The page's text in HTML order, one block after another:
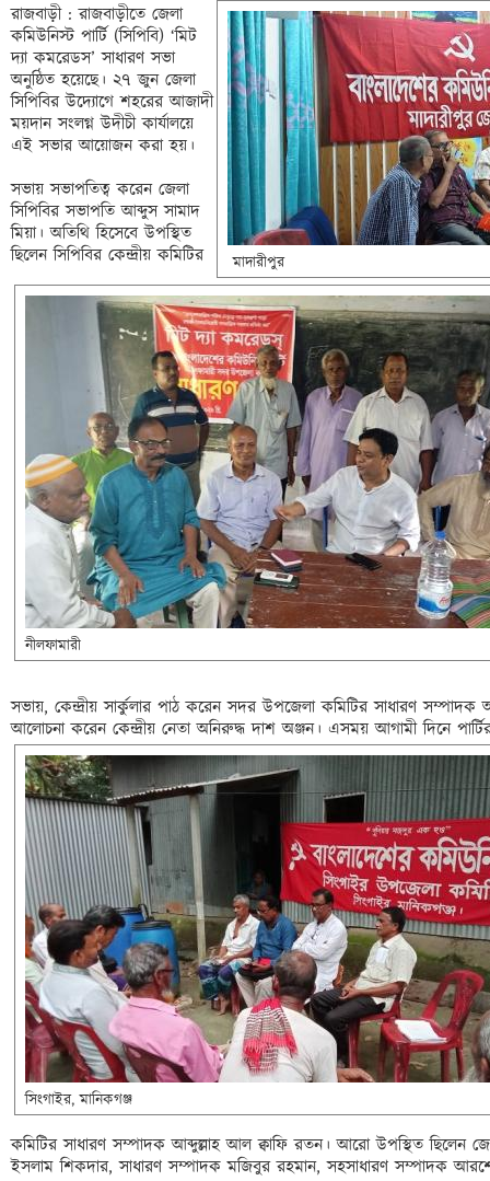
মাদারীপুর
রাজবাড়ী : রাজবাড়ীতে জেলা
কমিউনিস্ট পার্টি (সিপিবি) ‘মিট
দ্যা কমরেডস’ সাধারণ সভা
অনুষ্ঠিত হয়েছে। ২৭ জুন জেলা
সিপিবির উদ্যোগে শহরের আজাদী
ময়দান সংলগ্ন উদীচী কার্যালয়ে
এই সভার আয়োজন করা হয়।
সভায়
নীলফামারী
সভাপতিত্ব করেন জেলা
সিপিবির সভাপতি আব্দুস সামাদ
মিয়া। অতিথি হিসেবে উপস্থিত
ছিলেন সিপিবির কেন্দ্রীয় কমিটির
সভায়, কেন্দ্রীয় সার্কুলার পাঠ করেন সদর উপজেলা কমিটির সাধারণ
আলোচনা করেন কেন্দ্রীয় নেতা অনিরুদ্ধ দাশ অঞ্জন। এসময়
সিংগাইর, মানিকগঞ্জ
আগামী দিনে
কমিটির সাধারণ সম্পাদক আব্দুল্লাহ আল ক্বাফি রতন। আরো উপস্থিত ছিলেন
ইসলাম শিকদার, সাধারণ সম্পাদক মজিবুর রহমান, সহসাধারণ সম্পাদক